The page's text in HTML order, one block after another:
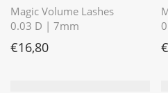
Magic Volume Lashes
0.03 D | 7mm
€16,80 €